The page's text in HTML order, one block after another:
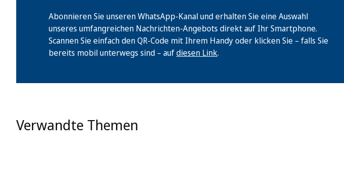
Abonnieren Sie unseren WhatsApp-Kanal und erhalten Sie eine Auswahl
unseres umfangreichen Nachrichten-Angebots direkt auf Ihr Smartphone.
Scannen Sie einfach den QR-Code mit Ihrem Handy oder klicken Sie – falls Sie
bereits mobil unterwegs sind – aufdiesen Link.
Verwandte Themen